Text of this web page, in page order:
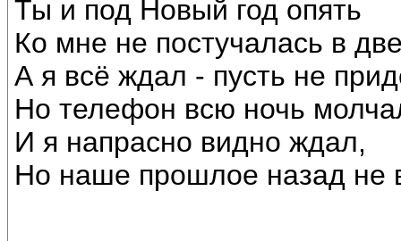
Ты и под Новый год опять
Ко мне не постучалась в
А я всё ждал - пусть не
Но телефон всю ночь
И я напрасно видно ждал,
Но наше прошлое назад не